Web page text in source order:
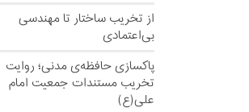
از تخریب ساختار تا مهندسی
بی‌اعتمادی
پاکسازی حافظه‌ی مدنی؛ روایت
تخریب مستندات جمعیت امام
علی(ع)